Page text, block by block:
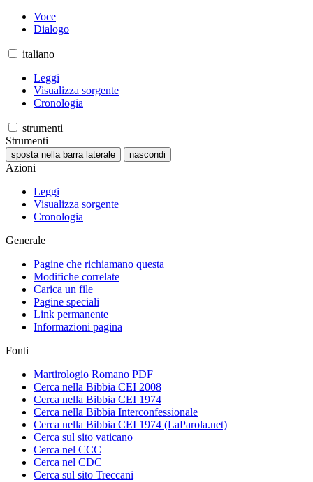
Voce
Dialogo
italiano
Leggi
Visualizza sorgente
Cronologia
strumenti
Strumenti
sposta nella barra laterale nascondi
Azioni
Leggi
Visualizza sorgente
Cronologia
Generale
Pagine che richiamano questa
Modifiche correlate
Carica un file
Pagine speciali
Link permanente
Informazioni pagina
Fonti
Martirologio Romano PDF
Cerca nella Bibbia CEI 2008
Cerca nella Bibbia CEI 1974
Cerca nella Bibbia Interconfessionale
Cerca nella Bibbia CEI 1974 (LaParola.net)
Cerca sul sito vaticano
Cerca nel CCC
Cerca nel CDC
Cerca sul sito Treccani